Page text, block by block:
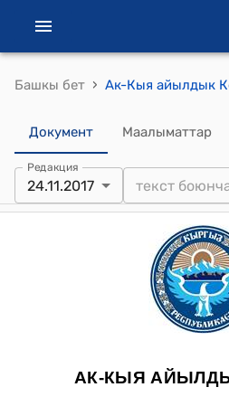
Башкы бет ›
Документ Маалыматтар
Редакция
24.11.2017